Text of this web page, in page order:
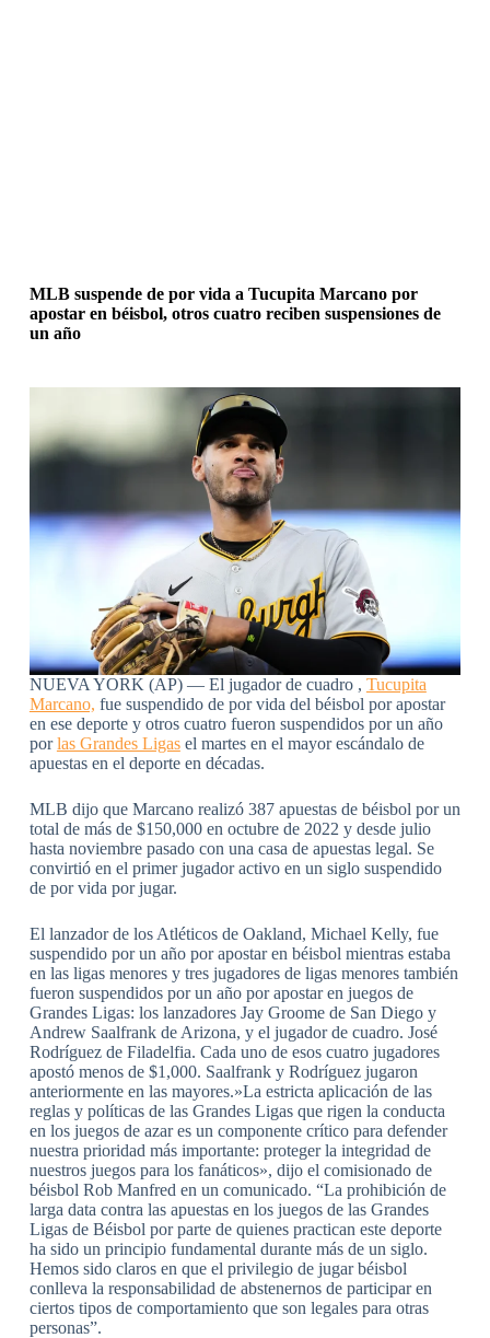
MLB suspende de por vida a Tucupita Marcano por
apostar en béisbol, otros cuatro reciben suspensiones de
un año
NUEVA YORK (AP) — El jugador de cuadro , Tucupita
Marcano, fue suspendido de por vida del béisbol por apostar
en ese deporte y otros cuatro fueron suspendidos por un año
porlas Grandes Ligasel martes en el mayor escándalo de
apuestas en el deporte en décadas.
MLB dijo que Marcano realizó 387 apuestas de béisbol por un
total de más de $150,000 en octubre de 2022 y desde julio
hasta noviembre pasado con una casa de apuestas legal. Se
convirtió en el primer jugador activo en un siglo suspendido
de por vida por jugar.
El lanzador de los Atléticos de Oakland, Michael Kelly, fue
suspendido por un año por apostar en béisbol mientras estaba
en las ligas menores y tres jugadores de ligas menores también
fueron suspendidos por un año por apostar en juegos de
Grandes Ligas: los lanzadores Jay Groome de San Diego y
Andrew Saalfrank de Arizona, y el jugador de cuadro. José
Rodríguez de Filadelfia. Cada uno de esos cuatro jugadores
apostó menos de $1,000. Saalfrank y Rodríguez jugaron
anteriormente en las mayores.»La estricta aplicación de las
reglas y políticas de las Grandes Ligas que rigen la conducta
en los juegos de azar es un componente crítico para defender
nuestra prioridad más importante: proteger la integridad de
nuestros juegos para los fanáticos», dijo el comisionado de
béisbol Rob Manfred en un comunicado. “La prohibición de
larga data contra las apuestas en los juegos de las Grandes
Ligas de Béisbol por parte de quienes practican este deporte
ha sido un principio fundamental durante más de un siglo.
Hemos sido claros en que el privilegio de jugar béisbol
conlleva la responsabilidad de abstenernos de participar en
ciertos tipos de comportamiento que son legales para otras
personas”.